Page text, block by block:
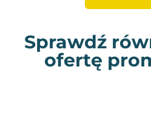
Sprawdź
ofertę